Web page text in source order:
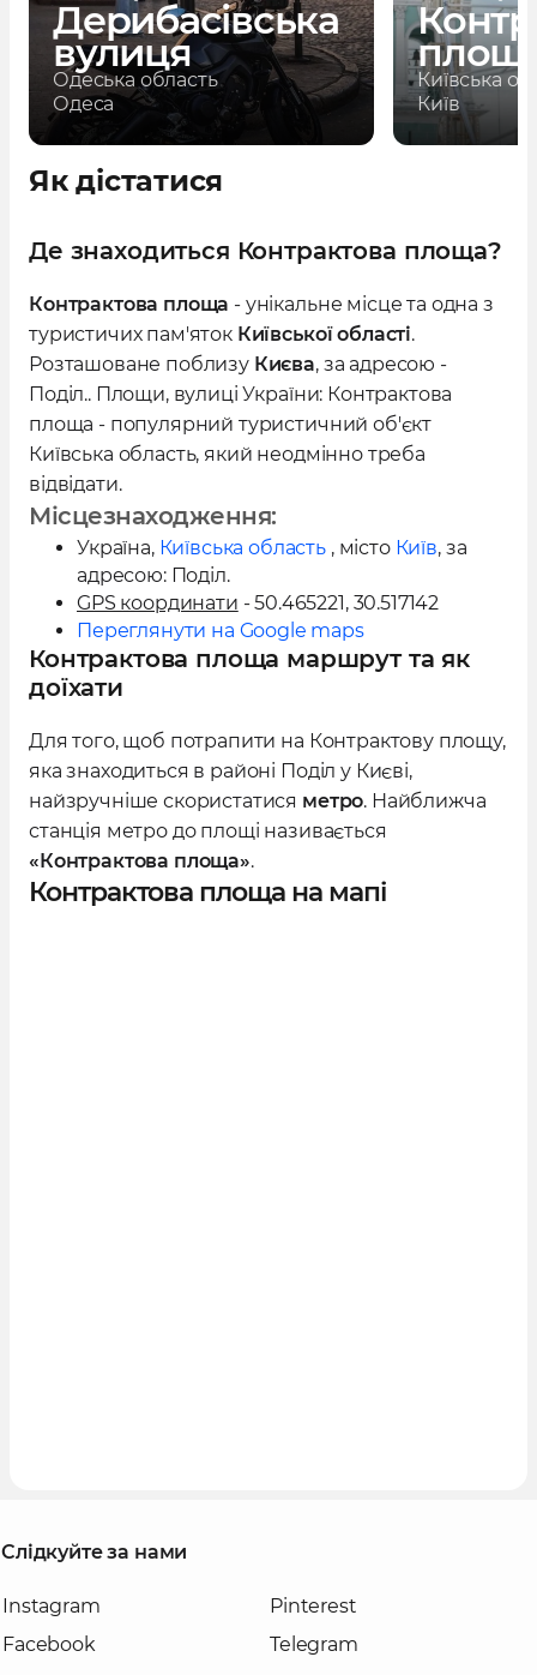
Дерибасівська
вулиця
Одеська область
Одеса
Київська
Київ
Як дістатися
Де знаходиться Контрактова площа?
Контрактова площа - унікальне місце та одна з
туристичих пам'яток Київської області.
Розташоване поблизу Києва, за адресою -
Поділ.. Площи, вулиці України: Контрактова
площа - популярний туристичний об'єкт
Київська область, який неодмінно треба
відвідати.
Місцезнаходження:
Україна, Київська область , місто Київ, за
адресою: Поділ.
GPS координати - 50.465221, 30.517142
Переглянути на Google maps
Контрактова площа маршрут та як
доїхати
Для того, щоб потрапити на Контрактову площу,
яка знаходиться в районі Поділ у Києві,
найзручніше скористатися метро. Найближча
станція метро до площі називається
«Контрактова площа».
Контрактова площа на мапі
Слідкуйте за нами
Instagram
Facebook
Pinterest
Telegram